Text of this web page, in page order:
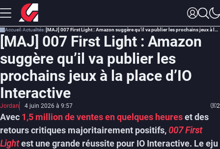
Accueil Actualités [MAJ] 007 First Light : Amazon suggère qu’il va publier les prochains jeux à la place d’IO Interactive
[MAJ] 007 First Light : Amazon
suggère qu’il va publier les
prochains jeux à la place d’IO
Interactive
Jordan 4 juin 2026 à 9:57 2
Avec 1,5 million de ventes en quelques heureset des
retours critiques majoritairement positifs, 007 First
Lightest une grande réussite pour IO Interactive. Le eju